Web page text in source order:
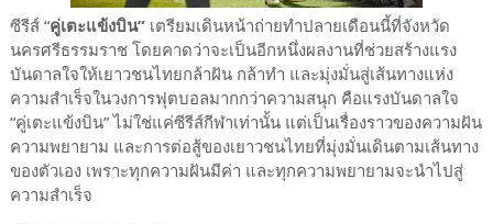
ซีรีส์ “คู่เตะแข้งบิน”เตรียมเดินหน้าถ่ายทำปลายเดือนนี้ที่จังหวัด
นครศรีธรรมราช โดยคาดว่าจะเป็นอีกหนึ่งผลงานที่ช่วยสร้างแรง
บันดาลใจให้เยาวชนไทยกล้าฝัน กล้าทำ และมุ่งมั่นสู่เส้นทางแห่ง
ความสำเร็จในวงการฟุตบอลมากกว่าความสนุก คือแรงบันดาลใจ
“คู่เตะแข้งบิน” ไม่ใช่แค่ซีรีส์กีฬาเท่านั้น แต่เป็นเรื่องราวของความฝัน
ความพยายาม และการต่อสู้ของเยาวชนไทยที่มุ่งมั่นเดินตามเส้นทาง
ของตัวเอง เพราะทุกความฝันมีค่า และทุกความพยายามจะนำไปสู่
ความสำเร็จ